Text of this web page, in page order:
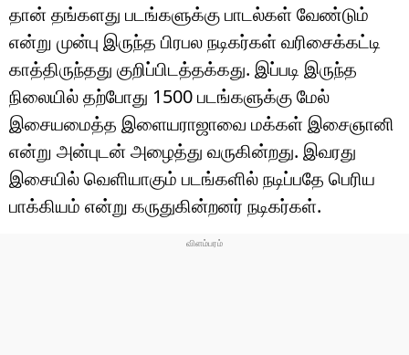
தான் தங்களது படங்களுக்கு பாடல்கள் வேண்டும்
என்று முன்பு இருந்த பிரபல நடிகர்கள் வரிசைக்கட்டி
காத்திருந்தது குறிப்பிடத்தக்கது. இப்படி இருந்த
நிலையில் தற்போது 1500 படங்களுக்கு மேல்
இசையமைத்த இளையராஜாவை மக்கள் இசைஞானி
என்று அன்புடன் அழைத்து வருகின்றது. இவரது
இசையில் வெளியாகும் படங்களில் நடிப்பதே பெரிய
பாக்கியம் என்று கருதுகின்றனர் நடிகர்கள்.